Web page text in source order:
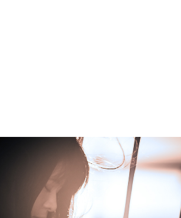
New Project
Concept : ｢Variable
color｣